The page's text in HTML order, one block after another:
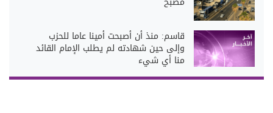
قاسم: منذ أن أصبحت أمينا عاما للحزب
وإلى حين شهادته لم يطلب الإمام القائد
منا أي شيء